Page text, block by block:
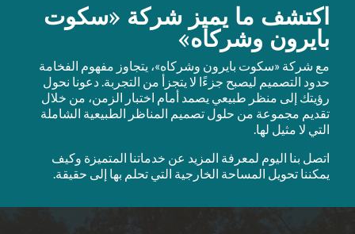
اكتشف ما يميز شركة «سكوت
بايرون وشركاه»
مع شركة «سكوت بايرون وشركاه»، يتجاوز مفهوم الفخامة
حدود التصميم ليصبح جزءًا لا يتجزأ من التجربة. دعونا نحول
رؤيتك إلى منظر طبيعي يصمد أمام اختبار الزمن، من خلال
تقديم مجموعة من حلول تصميم المناظر الطبيعية الشاملة
التي لا مثيل لها.
اتصل بنا اليوم لمعرفة المزيد عن خدماتنا المتميزة وكيف
يمكننا تحويل المساحة الخارجية التي تحلم بها إلى حقيقة.